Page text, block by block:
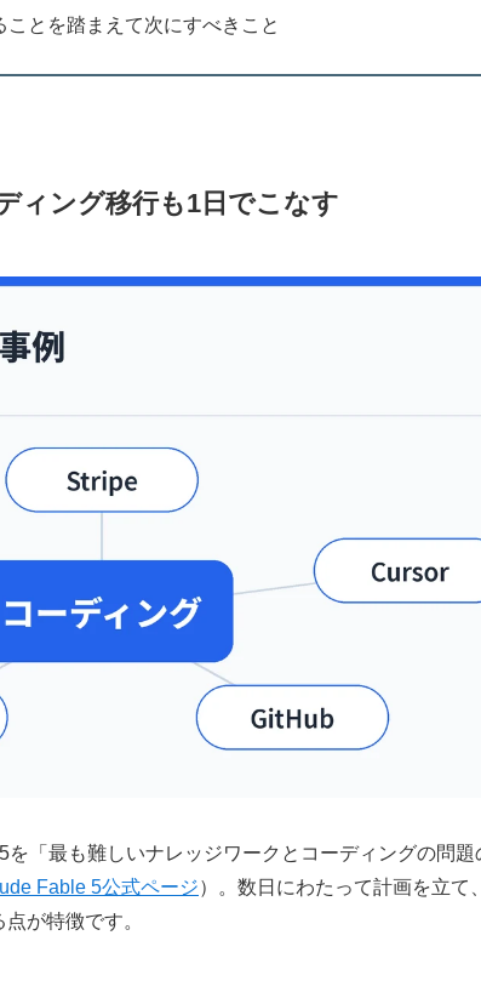
とを踏まえて次にすべきこと
ィング移行も1日でこなす
「最も難しいナレッジワークとコーディングの問題
Fable 5公式ページ）。数日にわたって計画を立て
が特徴です。